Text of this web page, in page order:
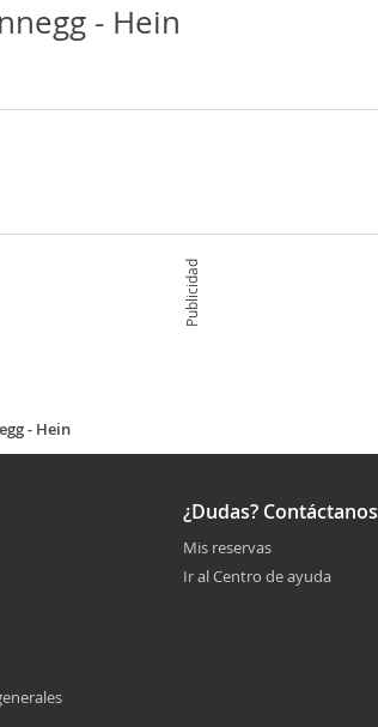
- Hein
Publicidad
- Hein
¿Dudas? Contáctanos
Mis reservas
Ir al Centro de ayuda